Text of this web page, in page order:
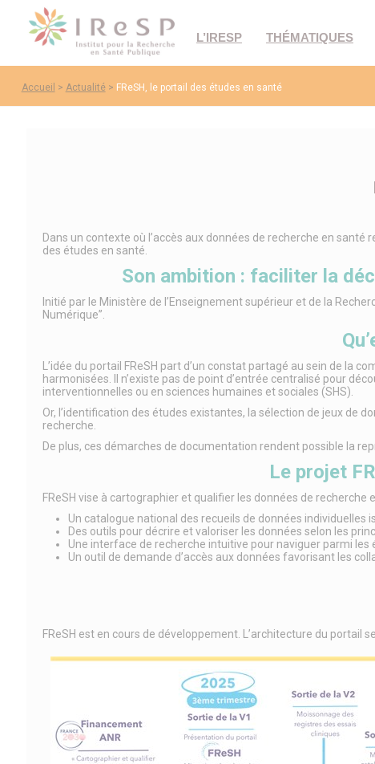
L’IRESP THÉMATIQUES
Accueil > Actualité> FReSH, le portail des études en santé
Dans un contexte où l’accès aux données de recherche en
des études en santé.
Son ambition : faciliter la
Initié par le Ministère de l’Enseignement supérieur et de la
Numérique”.
L’idée du portail FReSH part d’un constat partagé au sein de la
harmonisées. Il n’existe pas de point d’entrée centralisé pour
interventionnelles ou en sciences humaines et sociales (SHS).
Or, l’identification des études existantes, la sélection de jeux de
recherche.
De plus, ces démarches de documentation rendent possible la
Le projet
FReSH vise à cartographier et qualifier les données de
Un catalogue national des recueils de données individuelles
Des outils pour décrire et valoriser les données selon les
Une interface de recherche intuitive pour naviguer parmi
Un outil de demande d’accès aux données favorisant les
FReSH est en cours de développement. L’architecture du portail